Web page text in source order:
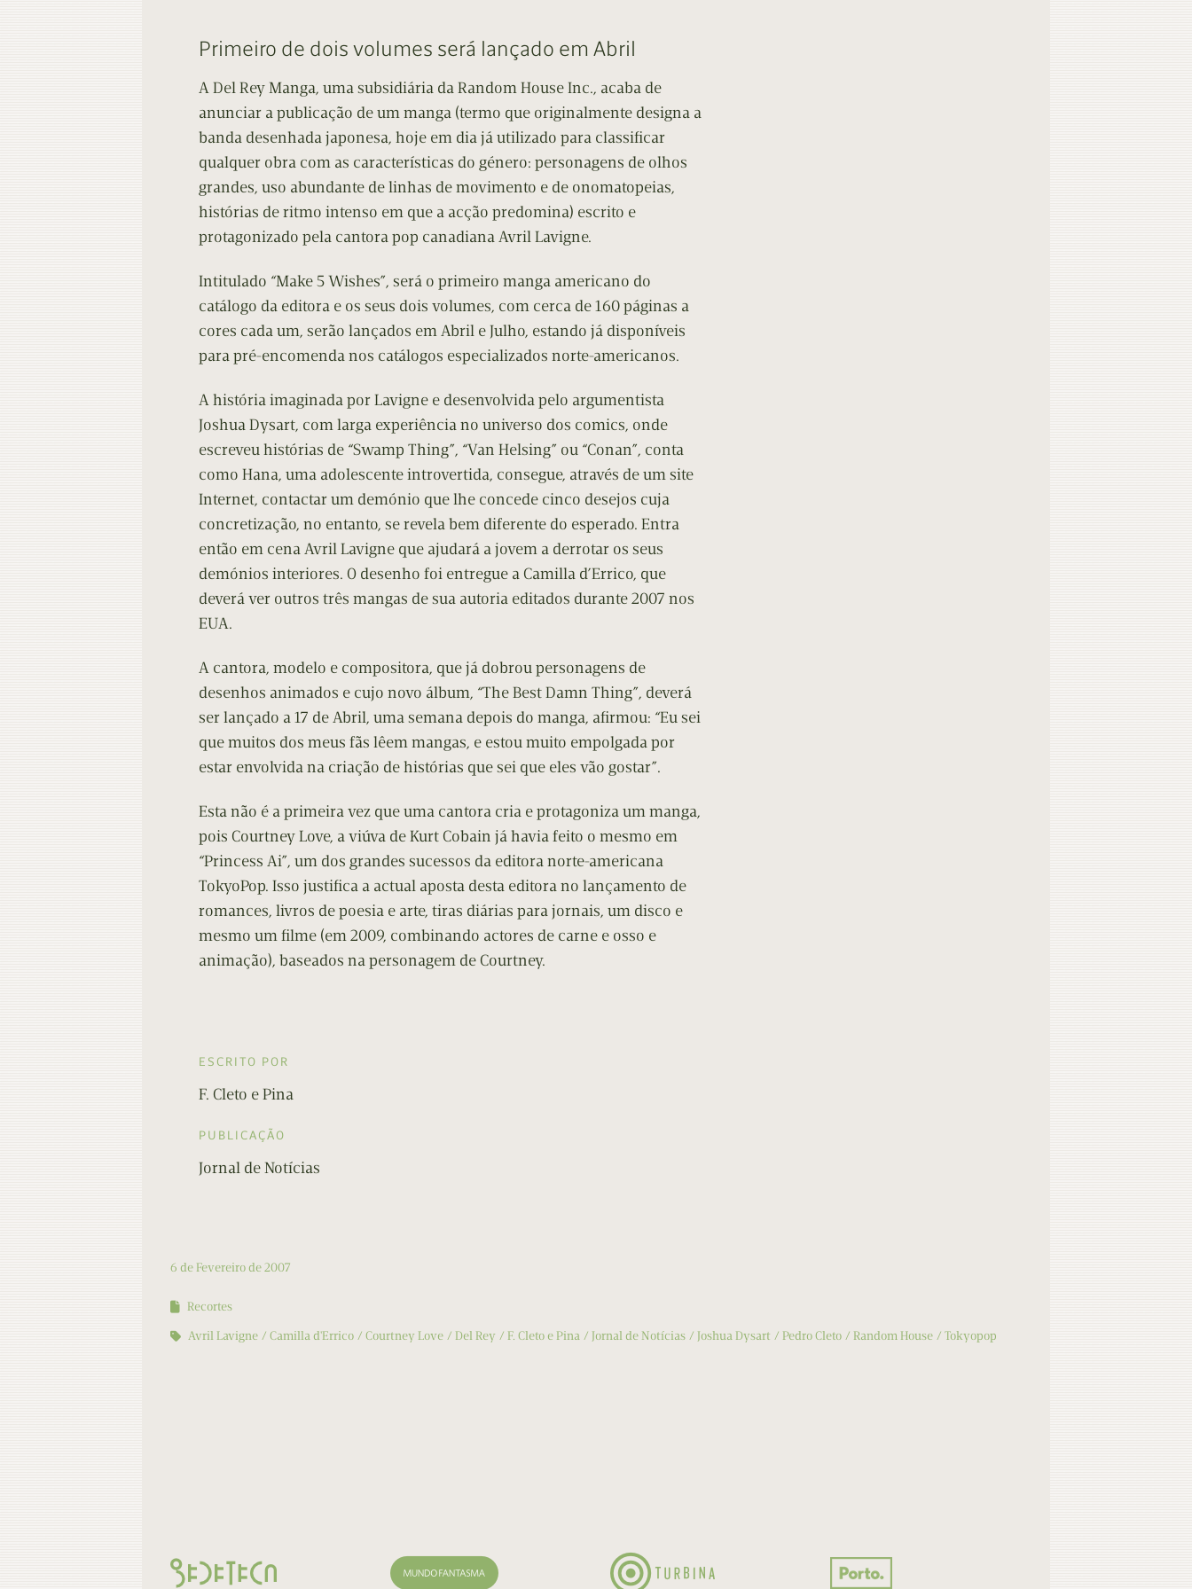
Doação de Edições
Primeiro de dois volumes será lançado em Abril
A Del Rey Manga, uma subsidiária da Random House Inc., acaba de
anunciar a publicação de um manga (termo que originalmente designa a
banda desenhada japonesa, hoje em dia já utilizado para classificar
qualquer obra com as características do género: personagens de olhos
grandes, uso abundante de linhas de movimento e de onomatopeias,
histórias de ritmo intenso em que a acção predomina) escrito e
protagonizado pela cantora pop canadiana Avril Lavigne.
Intitulado “Make 5 Wishes”, será o primeiro manga americano do
catálogo da editora e os seus dois volumes, com cerca de 160 páginas a
cores cada um, serão lançados em Abril e Julho, estando já disponíveis
para pré-encomenda nos catálogos especializados norte-americanos.
A história imaginada por Lavigne e desenvolvida pelo argumentista
Joshua Dysart, com larga experiência no universo dos comics, onde
escreveu histórias de “Swamp Thing”, “Van Helsing” ou “Conan”, conta
como Hana, uma adolescente introvertida, consegue, através de um site
Internet, contactar um demónio que lhe concede cinco desejos cuja
concretização, no entanto, se revela bem diferente do esperado. Entra
então em cena Avril Lavigne que ajudará a jovem a derrotar os seus
demónios interiores. O desenho foi entregue a Camilla d’Errico, que
deverá ver outros três mangas de sua autoria editados durante 2007 nos
EUA.
A cantora, modelo e compositora, que já dobrou personagens de
desenhos animados e cujo novo álbum, “The Best Damn Thing”, deverá
ser lançado a 17 de Abril, uma semana depois do manga, afirmou: “Eu sei
que muitos dos meus fãs lêem mangas, e estou muito empolgada por
estar envolvida na criação de histórias que sei que eles vão gostar”.
Esta não é a primeira vez que uma cantora cria e protagoniza um manga,
pois Courtney Love, a viúva de Kurt Cobain já havia feito o mesmo em
“Princess Ai”, um dos grandes sucessos da editora norte-americana
TokyoPop. Isso justifica a actual aposta desta editora no lançamento de
romances, livros de poesia e arte, tiras diárias para jornais, um disco e
mesmo um filme (em 2009, combinando actores de carne e osso e
animação), baseados na personagem de Courtney.
ESCRITO POR
F. Cleto e Pina
PUBLICAÇÃO
Jornal de Notícias
6 de Fevereiro de 2007
Recortes
Avril Lavigne
Camilla d'Errico Courtney Love Del Rey F. Cleto e Pina Jornal de Notícias Joshua Dysart Pedro Cleto Random House Tokyopop